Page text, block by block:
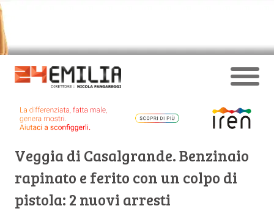
Veggia di Casalgrande. Benzinaio
rapinato e ferito con un colpo di
pistola: 2 nuovi arresti